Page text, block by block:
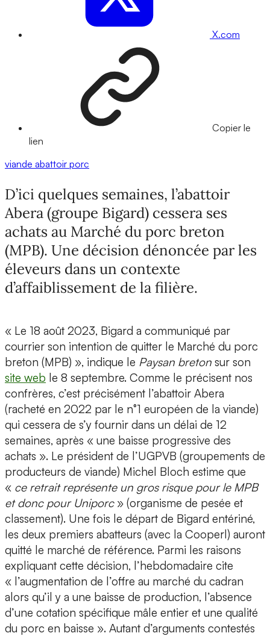
X.com
Copier le
lien
viande abattoir porc
D’ici quelques semaines, l’abattoir
Abera (groupe Bigard) cessera ses
achats au Marché du porc breton
(MPB). Une décision dénoncée par les
éleveurs dans un contexte
d’affaiblissement de la filière.
« Le 18 août 2023, Bigard a communiqué par
courrier son intention de quitter le Marché du porc
breton (MPB) », indique le Paysan breton sur son
site web le 8 septembre. Comme le précisent nos
confrères, c’est précisément l’abattoir Abera
(racheté en 2022 par le n°1 européen de la viande)
qui cessera de s’y fournir dans un délai de 12
semaines, après « une baisse progressive des
achats ». Le président de l’UGPVB (groupements de
producteurs de viande) Michel Bloch estime que
« ce retrait représente un gros risque pour le MPB
et donc pour Uniporc» (organisme de pesée et
classement). Une fois le départ de Bigard entériné,
les deux premiers abatteurs (avec la Cooperl) auront
quitté le marché de référence. Parmi les raisons
expliquant cette décision, l’hebdomadaire cite
« l’augmentation de l’offre au marché du cadran
alors qu’il y a une baisse de production, l’absence
d’une cotation spécifique mâle entier et une qualité
du porc en baisse ». Autant d’arguments contestés